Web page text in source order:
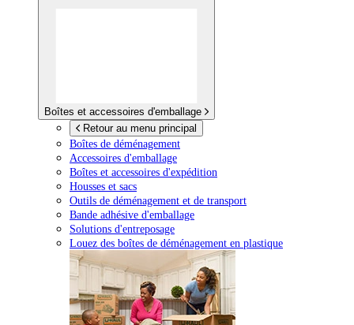
Boîtes et accessoires d'emballage
Retour au menu principal
Boîtes de déménagement
Accessoires d'emballage
Boîtes et accessoires d'expédition
Housses et sacs
Outils de déménagement et de transport
Bande adhésive d'emballage
Solutions d'entreposage
Louez des boîtes de déménagement en plastique